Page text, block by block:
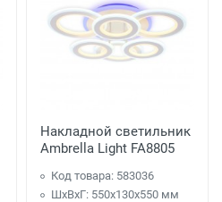
Накладной светильник
Ambrella Light FA8805
Код товара: 583036
ШхВхГ: 550x130x550 мм